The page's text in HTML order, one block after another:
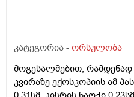
რომ ვწევარ მაშინ
რაც ასე ვარ.
კატეგორია - ორსულობა
მოგესალმებით, რამდენად
კვირაზე ექოსკოპიის ამ